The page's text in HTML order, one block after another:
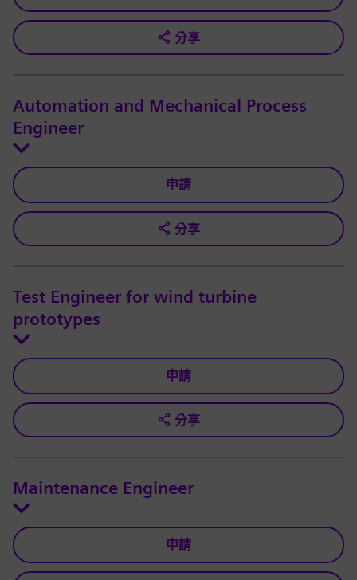
分享
Automation and Mechanical Process
Engineer
申請
分享
Test Engineer for wind turbine
prototypes
申請
分享
Maintenance Engineer
申請